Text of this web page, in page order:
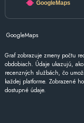
GoogleMaps
GoogleMaps
Graf zobrazuje zmeny počtu
obdobiach. Údaje ukazujú,
recenzných službách, čo
každej platforme. Zobrazené
dostupné údaje.